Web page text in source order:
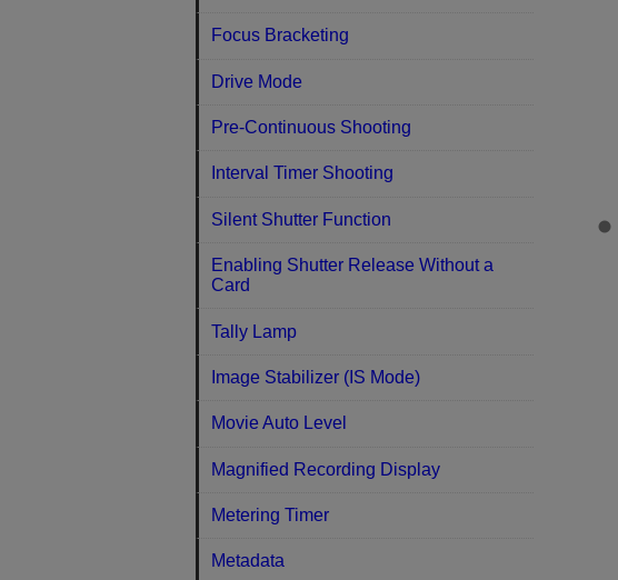
Focus Bracketing
Drive Mode
Pre-Continuous Shooting
Interval Timer Shooting
Silent Shutter Function
Enabling Shutter Release Without a
Card
Tally Lamp
Image Stabilizer (IS Mode)
Movie Auto Level
Magnified Recording Display
Metering Timer
Metadata